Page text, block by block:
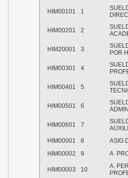
HIM00101 1
HIM00201 2
HIM20001 3
POR
HIM00301 4
HIM00401 5
HIM00501 6
HIM00601 7
HIM00001
8
ASIG
HIM00002
9 A
HIM00003 10
A.